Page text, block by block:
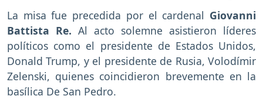
La misa fue precedida por el cardenal Giovanni
Battista Re. Al acto solemne asistieron líderes
políticos como el presidente de Estados Unidos,
Donald Trump, y el presidente de Rusia, Volodímir
Zelenski, quienes coincidieron brevemente en la
basílica De San Pedro.